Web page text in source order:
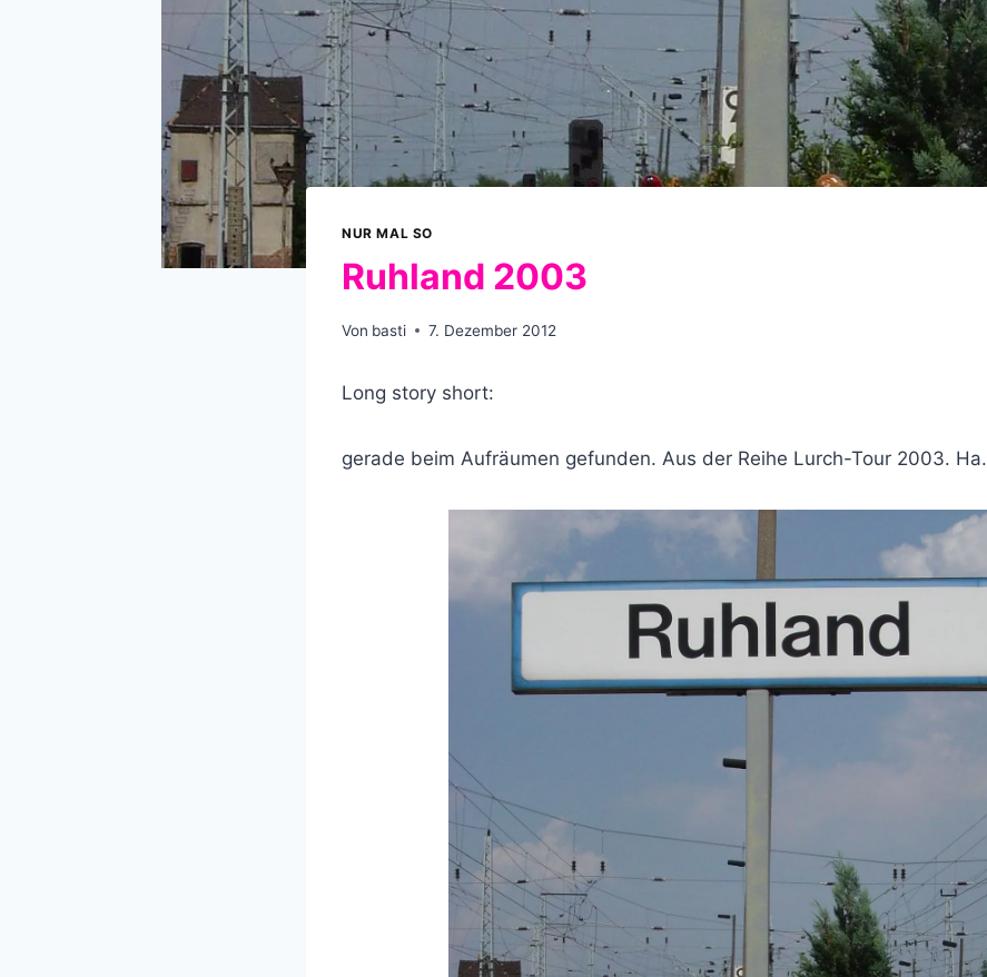
NUR MAL SO
Ruhland 2003
Von basti 7. Dezember 2012
Long story short:
gerade beim Aufräumen gefunden. Aus der Reihe Lurch-Tour 2003. Ha.